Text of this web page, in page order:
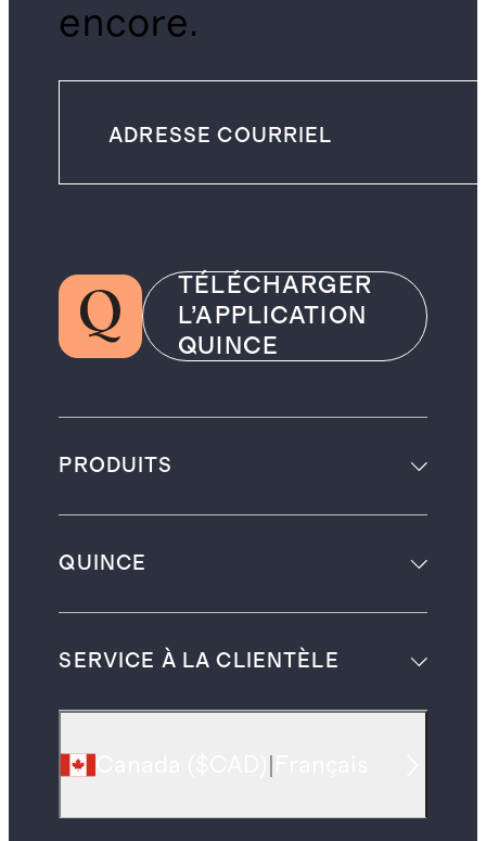
encore.
TÉLÉCHARGER
L’APPLICATION
QUINCE
PRODUITS
QUINCE
SERVICE À LA CLIENTÈLE